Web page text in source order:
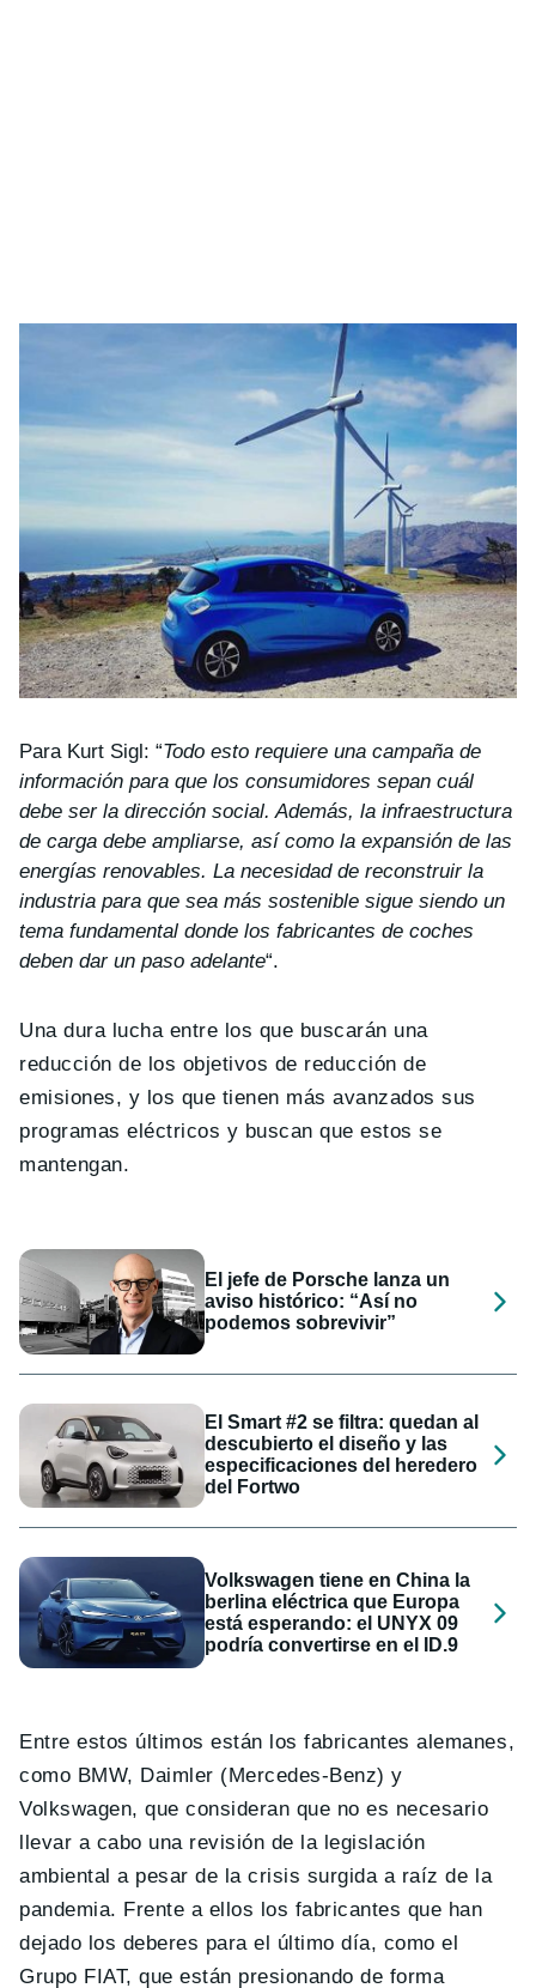
Para Kurt Sigl: “Todo esto requiere una campaña de
información para que los consumidores sepan cuál
debe ser la dirección social. Además, la infraestructura
de carga debe ampliarse, así como la expansión de las
energías renovables. La necesidad de reconstruir la
industria para que sea más sostenible sigue siendo un
tema fundamental donde los fabricantes de coches
deben dar un paso adelante“.
Una dura lucha entre los que buscarán una
reducción de los objetivos de reducción de
emisiones, y los que tienen más avanzados sus
programas eléctricos y buscan que estos se
mantengan.
El jefe de Porsche lanza un
aviso histórico: “Así no
podemos sobrevivir”
El Smart #2 se filtra: quedan al
descubierto el diseño y las
especificaciones del heredero
del Fortwo
Volkswagen tiene en China la
berlina eléctrica que Europa
está esperando: el UNYX 09
podría convertirse en el ID.9
Entre estos últimos están los fabricantes alemanes,
como BMW, Daimler (Mercedes-Benz) y
Volkswagen, que consideran que no es necesario
llevar a cabo una revisión de la legislación
ambiental a pesar de la crisis surgida a raíz de la
pandemia. Frente a ellos los fabricantes que han
dejado los deberes para el último día, como el
Grupo FIAT, que están presionando de forma